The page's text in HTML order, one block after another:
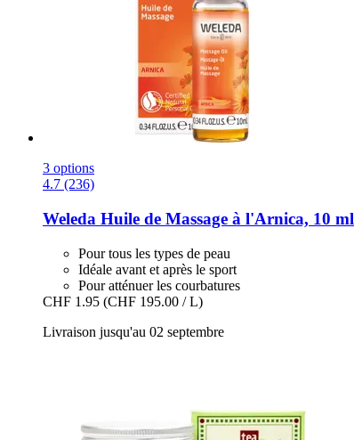
3 options
4.7 (236)
Weleda Huile de Massage à l'Arnica, 10 ml
Pour tous les types de peau
Idéale avant et après le sport
Pour atténuer les courbatures
CHF 1.95 (CHF 195.00 / L)
Livraison jusqu'au 02 septembre